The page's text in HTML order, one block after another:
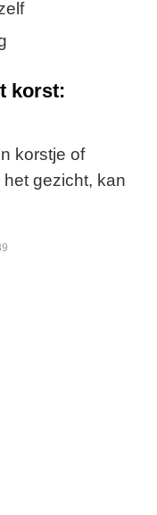
korst:
korstje of
gezicht, kan